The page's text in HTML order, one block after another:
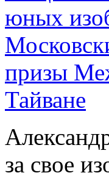
призы
Тайване
за свое